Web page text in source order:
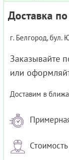
Доставка
г. Белгород, бул.
Заказывайте
или
Доставим в